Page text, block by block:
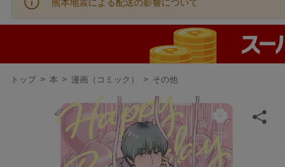
熊本地震による配送の影響について
現
トップ > 本 > 漫画（コミック） > その他